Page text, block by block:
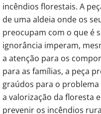
incêndios florestais. A
de uma aldeia onde os
preocupam com o que é
ignorância imperam,
a atenção para os
para as famílias, a peça
graúdos para o
a valorização da floresta
prevenir os incêndios